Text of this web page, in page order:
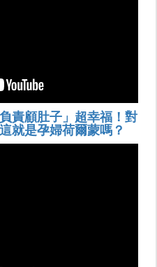
責顧肚子」超幸福！對
就是孕婦荷爾蒙嗎？